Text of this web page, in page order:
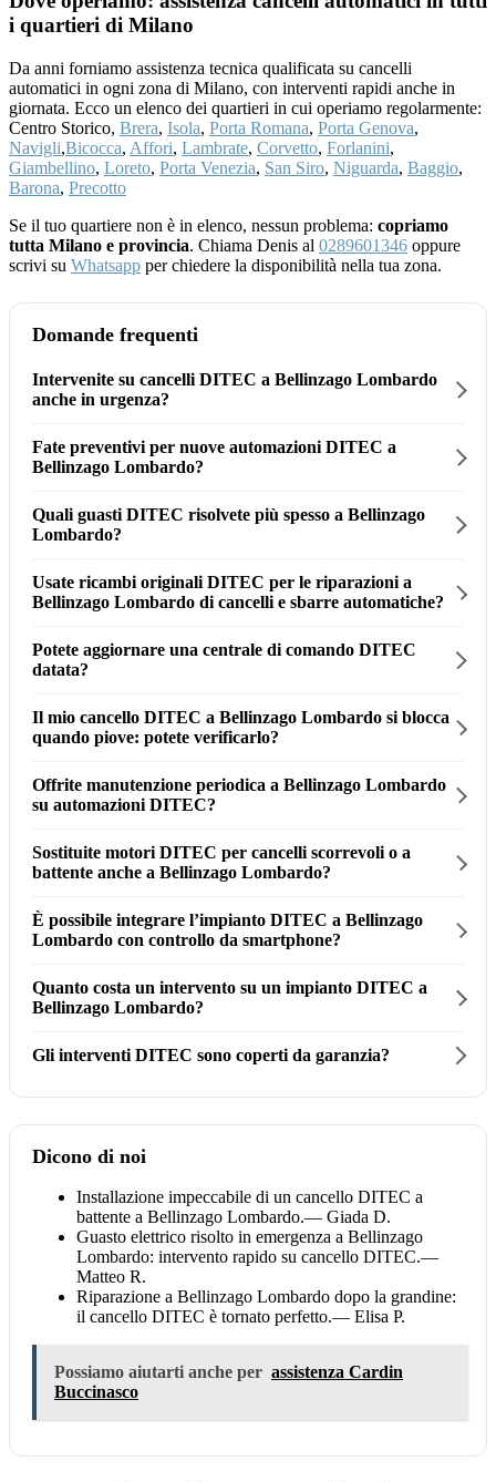
i quartieri di Milano
Da anni forniamo assistenza tecnica qualificata su cancelli
automatici in ogni zona di Milano, con interventi rapidi anche in
giornata. Ecco un elenco dei quartieri in cui operiamo regolarmente:
Centro Storico, Brera, Isola, Porta Romana, Porta Genova,
Navigli,Bicocca, Affori, Lambrate, Corvetto, Forlanini,
Giambellino, Loreto, Porta Venezia, San Siro, Niguarda, Baggio,
Barona, Precotto
Se il tuo quartiere non è in elenco, nessun problema: copriamo
tutta Milano e provincia. Chiama Denis al 0289601346 oppure
scrivi su Whatsapp per chiedere la disponibilità nella tua zona.
Domande frequenti
Intervenite su cancelli DITEC a Bellinzago Lombardo
anche in urgenza?
Fate preventivi per nuove automazioni DITEC a
Bellinzago Lombardo?
Quali guasti DITEC risolvete più spesso a Bellinzago
Lombardo?
Usate ricambi originali DITEC per le riparazioni a
Bellinzago Lombardo di cancelli e sbarre automatiche?
Potete aggiornare una centrale di comando DITEC
datata?
Il mio cancello DITEC a Bellinzago Lombardo si blocca
quando piove: potete verificarlo?
Offrite manutenzione periodica a Bellinzago Lombardo
su automazioni DITEC?
Sostituite motori DITEC per cancelli scorrevoli o a
battente anche a Bellinzago Lombardo?
È possibile integrare l’impianto DITEC a Bellinzago
Lombardo con controllo da smartphone?
Quanto costa un intervento su un impianto DITEC a
Bellinzago Lombardo?
Gli interventi DITEC sono coperti da garanzia?
Dicono di noi
Installazione impeccabile di un cancello DITEC a
battente a Bellinzago Lombardo.— Giada D.
Guasto elettrico risolto in emergenza a Bellinzago
Lombardo: intervento rapido su cancello DITEC.—
Matteo R.
Riparazione a Bellinzago Lombardo dopo la grandine:
il cancello DITEC è tornato perfetto.— Elisa P.
Possiamo aiutarti anche per assistenza Cardin
Buccinasco